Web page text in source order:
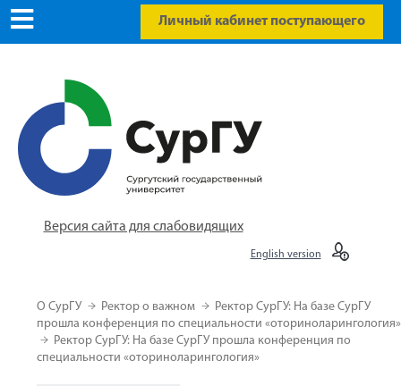
Личный кабинет поступающего
Версия сайта для слабовидящих
English version
О СурГУ Ректор о важном
Ректор СурГУ: На базе СурГУ
прошла конференция по специальности «оториноларингология»
Ректор СурГУ: На базе СурГУ прошла конференция по
специальности «оториноларингология»